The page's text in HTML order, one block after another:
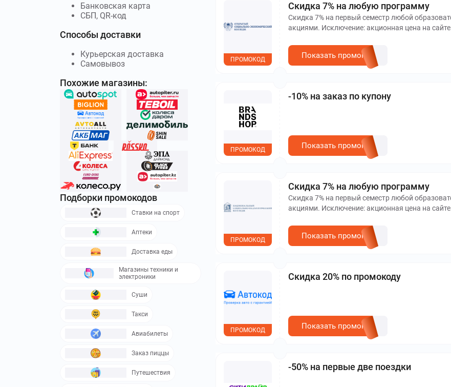
Скидка 7% на любую программу
Скидка 7% на первый семестр любой
акциями. Исключение: акционная цена на сайте.
ПРОМОКОД Показать промокод
-10% на заказ по купону
ПРОМОКОД Показать промокод
Скидка 7% на любую программу
Скидка 7% на первый семестр любой
акциями. Исключение: акционная цена на сайте.
ПРОМОКОД Показать промокод
Скидка 20% по промокоду
ПРОМОКОД Показать промокод
-50% на первые две поездки
Банковская карта
СБП, QR-код
Способы доставки
Курьерская доставка
Самовывоз
Похожие магазины:
Подборки промокодов
Ставки на спорт
Аптеки
Доставка еды
Магазины техники и
электроники
Суши
Такси
Авиабилеты
Заказ пиццы
Путешествия